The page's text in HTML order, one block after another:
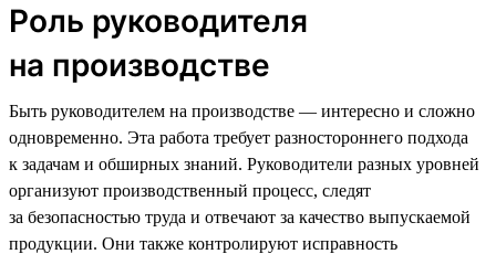
Роль руководителя
на производстве
Быть руководителем на производстве — интересно и сложно
одновременно. Эта работа требует разностороннего подхода
к задачам и обширных знаний. Руководители разных уровней
организуют производственный процесс, следят
за безопасностью труда и отвечают за качество выпускаемой
продукции. Они также контролируют исправность